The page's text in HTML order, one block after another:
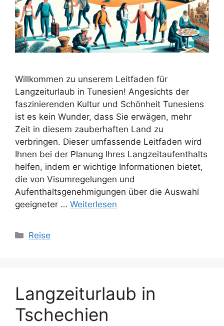
Willkommen zu unserem Leitfaden für
Langzeiturlaub in Tunesien! Angesichts der
faszinierenden Kultur und Schönheit Tunesiens
ist es kein Wunder, dass Sie erwägen, mehr
Zeit in diesem zauberhaften Land zu
verbringen. Dieser umfassende Leitfaden wird
Ihnen bei der Planung Ihres Langzeitaufenthalts
helfen, indem er wichtige Informationen bietet,
die von Visumregelungen und
Aufenthaltsgenehmigungen über die Auswahl
geeigneter … Weiterlesen
Kategorien
Reise
Langzeiturlaub in
Tschechien